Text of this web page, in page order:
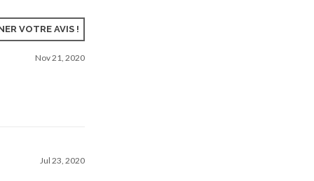
Nov 21, 2020
Jul 23, 2020
VOTRE AVIS !